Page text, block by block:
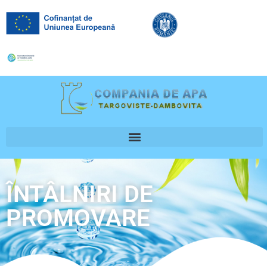
ÎNTÂLNIRI DE
PROMOVARE